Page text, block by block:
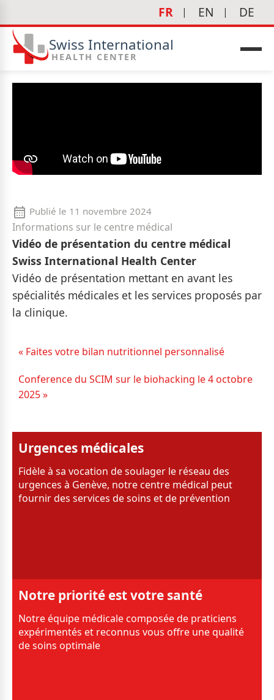
FR EN DE
Swiss International
HEALTH CENTER
Publié le 11 novembre 2024
Informations sur le centre médical
Vidéo de présentation du centre médical
Swiss International Health Center
Vidéo de présentation mettant en avant les
spécialités médicales et les services proposés par
la clinique.
« Faites votre bilan nutritionnel personnalisé
Conference du SCIM sur le biohacking le 4 octobre
2025 »
Urgences médicales
Fidèle à sa vocation de soulager le réseau des
urgences à Genève, notre centre médical peut
fournir des services de soins et de prévention
Notre priorité est votre santé
Notre équipe médicale composée de praticiens
expérimentés et reconnus vous offre une qualité
de soins optimale